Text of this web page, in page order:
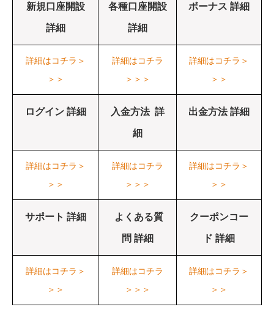
新規口座開設
詳細
各種口座開設
詳細
ボーナス 詳細
詳細はコチラ＞
＞＞
詳細はコチラ
＞＞＞
詳細はコチラ＞
＞＞
ログイン 詳細 入金方法 詳
細
出金方法 詳細
詳細はコチラ＞
＞＞
詳細はコチラ
＞＞＞
詳細はコチラ＞
＞＞
サポート 詳細 よくある質
問 詳細
クーポンコー
ド 詳細
詳細はコチラ＞
＞＞
詳細はコチラ
＞＞＞
詳細はコチラ＞
＞＞